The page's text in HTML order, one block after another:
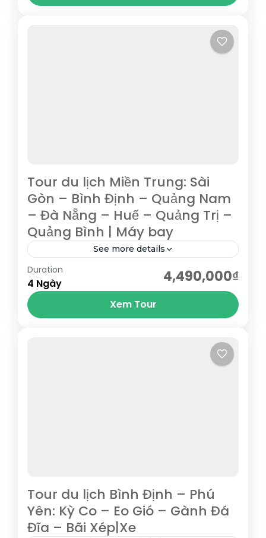
Bình Định,Đà Nẵng,Hội An,Huế,Phú Yên,Quảng
Tour du lịch Miền Trung: Sài
Gòn – Bình Định – Quảng Nam
– Đà Nẵng – Huế – Quảng Trị –
Quảng Bình | Máy bay
See more details
Tham quan Bà Nà Hill – chốn bồng lai tiên
cảnh của Đà Nẵng, lá phổi xanh của miền
Trung, hòn ngọc khí hậu của...
Duration
4 Ngày 4,490,000₫
Xem Tour
Tour du lịch Bình Định – Phú
Yên: Kỳ Co – Eo Gió – Gành Đá
Đĩa – Bãi Xép|Xe